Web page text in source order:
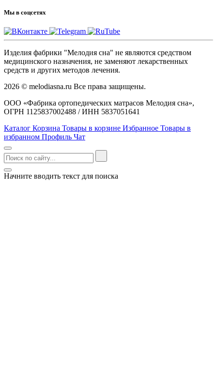
Мы в соцсетях
Изделия фабрики "Мелодия сна" не являются средством
медицинского назначения, не заменяют лекарственных
средств и других методов лечения.
2026 © melodiasna.ru Все права защищены.
ООО «Фабрика ортопедических матрасов Мелодия сна»,
ОГРН 1125837002488 / ИНН 5837051641
Каталог Корзина Товары в корзине Избранное Товары в
избранном Профиль Чат
Начните вводить текст для поиска